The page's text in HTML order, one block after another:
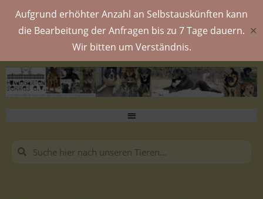
Aufgrund erhöhter Anzahl an Selbstauskünften kann
die Bearbeitung der Anfragen bis zu 7 Tage dauern.
Wir bitten um Verständnis.
✕